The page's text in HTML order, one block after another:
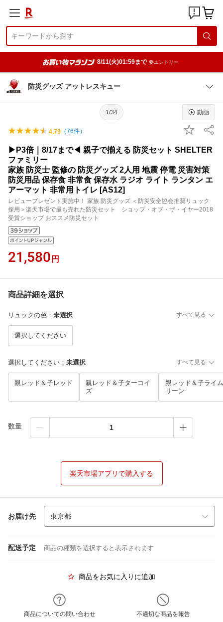
8/11(火)01:59まで 要エントリー
防災グッズ アットレスキュー
1/34 動画
4.79 （76件）
▶P3倍｜8/17まで◀ 親子で揃える 防災セット SHELTER
ファミリー
家族 防災士 監修の 防災グッズ 2人用 地震 停電 災害対策
防災用品 保存食 非常食 保存水 ラジオ ライト ランタン エ
アーマット 非常用トイレ [AS12]
レビュープレゼント実施中！ 家族 防災グッズ ＜防災安全協会推奨リュック
採用＞楽天市場で最も売れた防災セット ショップ・オブ・ザ・イヤー2018
受賞ショップ おススメ防災セット
21,580 円
商品詳細を選択
リュックの色 ： 未選択 すべて見る
選択してください
選択してください ： 未選択 すべて見る
親レッド＆子レッド
親レッド＆子ターコイ
ズ
親レッド＆子ライ
リーン
数量
楽天市場アプリで購入する
お届け先
配送予定 商品の種類を選択すると表示されます
商品をお気に入りに追加
商品についての問い合わせ 不適切な商品を報告